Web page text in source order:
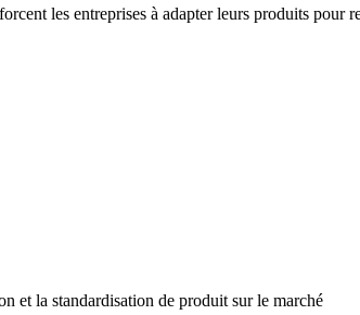
les entreprises à adapter leurs produits pour
et la standardisation de produit sur le marché